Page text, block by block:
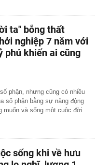
ta" bỗng thất
nghiệp 7 năm với
phú khiến ai cũng
phận, nhưng cũng có nhiều
số phận bằng sự năng động
muốn và sống một cuộc đời
sống khi về hưu